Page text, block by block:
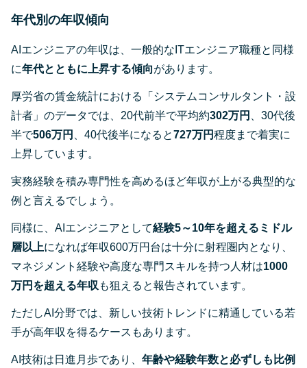
年代別の年収傾向
AIエンジニアの年収は、一般的なITエンジニア職種と同様
に年代とともに上昇する傾向があります。
厚労省の賃金統計における「システムコンサルタント・設
計者」のデータでは、20代前半で平均約302万円
、30代後
半で506万円 、40代後半になると727万円程度まで着実に
上昇しています​。
実務経験を積み専門性を高めるほど年収が上がる典型的な
例と言えるでしょう。
同様に、AIエンジニアとして経験5～10年を超えるミドル
層以上になれば年収600万円台は十分に射程圏内となり、
マネジメント経験や高度な専門スキルを持つ人材は1000
万円を超える年収 も狙えると報告されています​。
ただしAI分野では、新しい技術トレンドに精通している若
手が高年収を得るケースもあります。
AI技術は日進月歩であり、 年齢や経験年数と必ずしも比例